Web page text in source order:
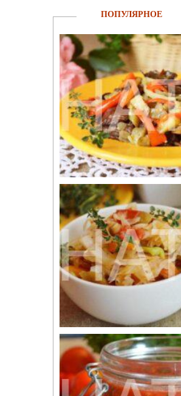
ПОПУЛЯРНОЕ